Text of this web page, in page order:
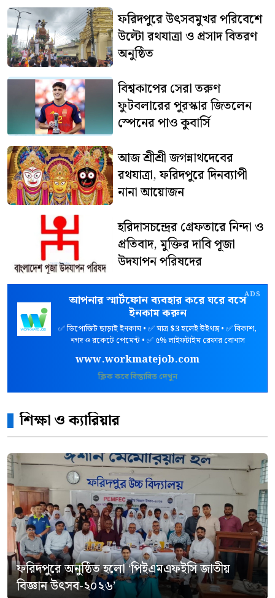
ফরিদপুরে উৎসবমুখর পরিবেশে
উল্টো রথযাত্রা ও প্রসাদ বিতরণ
অনুষ্ঠিত
বিশ্বকাপের সেরা তরুণ
ফুটবলারের পুরস্কার জিতলেন
স্পেনের পাও কুবার্সি
আজ শ্রীশ্রী জগন্নাথদেবের
রথযাত্রা, ফরিদপুরে দিনব্যাপী
নানা আয়োজন
হরিদাসচন্দ্রের গ্রেফতারে নিন্দা ও
প্রতিবাদ, মুক্তির দাবি পূজা
উদযাপন পরিষদের
ADS
আপনার স্মার্টফোন ব্যবহার করে ঘরে বসে
ইনকাম করুন
✅ ডিপোজিট ছাড়াই ইনকাম • ✅ মাত্র$3হলেই উইথড্র • ✅ বিকাশ,
নগদ ও রকেটে পেমেন্ট • ✅ ৫% লাইফটাইম রেফার বোনাস
www.workmatejob.com
ক্লিক করে বিস্তারিত দেখুন
শিক্ষা ও ক্যারিয়ার
ফরিদপুরে অনুষ্ঠিত হলো ‘পিইএমএফইসি জাতীয়
বিজ্ঞান উৎসব-২০২৬’